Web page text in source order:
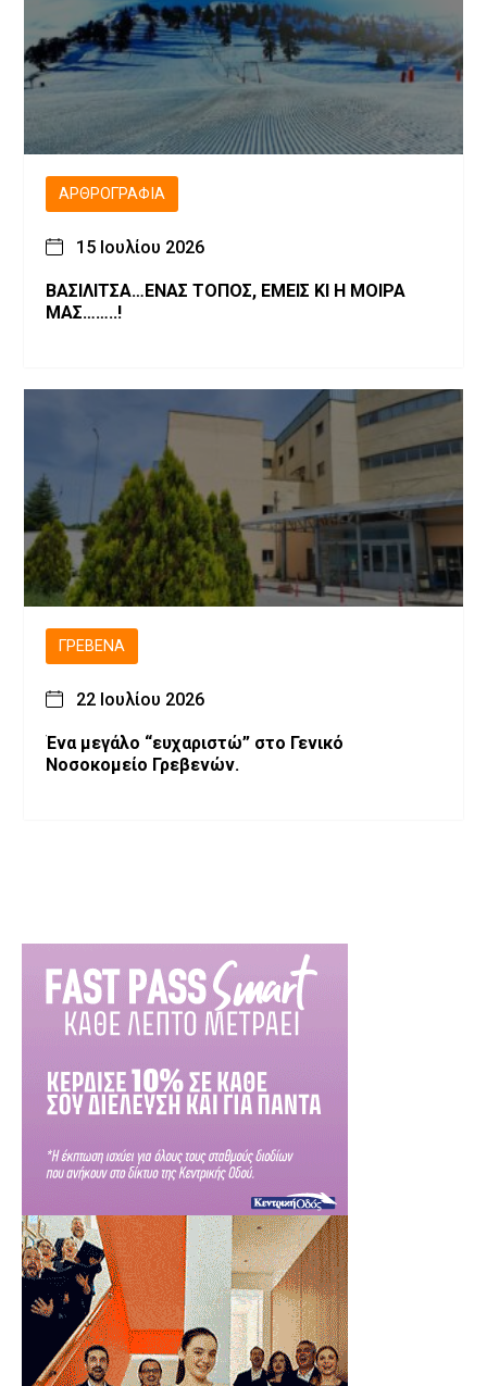
ΑΡΘΡΟΓΡΑΦΊΑ
15 Ιουλίου 2026
ΒΑΣΙΛΙΤΣΑ…ΕΝΑΣ ΤΟΠΟΣ, ΕΜΕΙΣ ΚΙ Η ΜΟΙΡΑ
ΜΑΣ……..!
ΓΡΕΒΕΝΆ
22 Ιουλίου 2026
Ένα μεγάλο “ευχαριστώ” στο Γενικό
Νοσοκομείο Γρεβενών.